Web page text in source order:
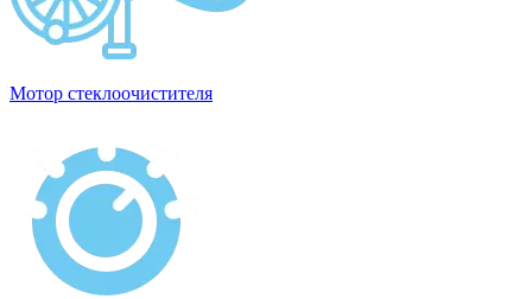
Мотор стеклоочистителя